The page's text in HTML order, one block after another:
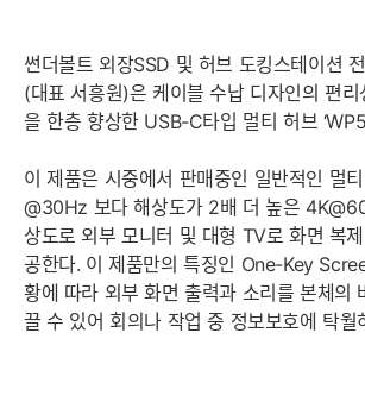
썬더볼트 외장SSD 및 허브 도킹스테이션
(대표 서흥원)은 케이블 수납 디자인의 편
을 한층 향상한 USB-C타입 멀티 허브
이 제품은 시중에서 판매중인 일반적인 멀
@30Hz 보다 해상도가 2배 더 높은
상도로 외부 모니터 및 대형 TV로 화면 복
공한다. 이 제품만의 특징인 One-Key
황에 따라 외부 화면 출력과 소리를 본체의
끌 수 있어 회의나 작업 중 정보보호에 탁월